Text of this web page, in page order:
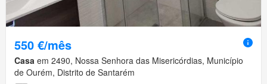
550 €/mês
Casa em 2490, Nossa Senhora das Misericórdias, Município
de Ourém, Distrito de Santarém